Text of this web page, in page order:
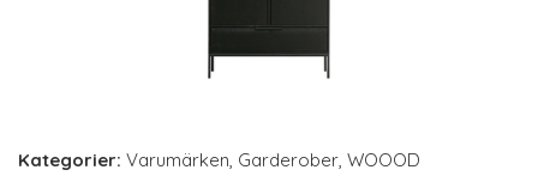
Kategorier: Varumärken, Garderober, WOOOD